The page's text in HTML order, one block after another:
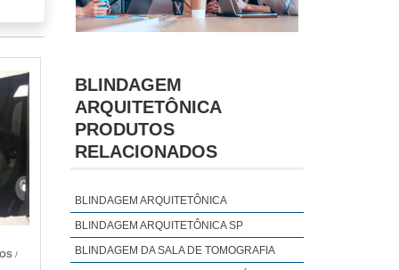
/
BLINDAGEM
ARQUITETÔNICA
PRODUTOS
RELACIONADOS
BLINDAGEM ARQUITETÔNICA
BLINDAGEM ARQUITETÔNICA SP
BLINDAGEM DA SALA DE TOMOGRAFIA